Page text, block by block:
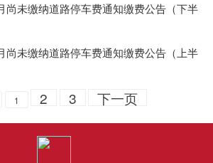
尚未缴纳道路停车费通知缴费公告（下半
尚未缴纳道路停车费通知缴费公告（上半
1 2 3 下一页